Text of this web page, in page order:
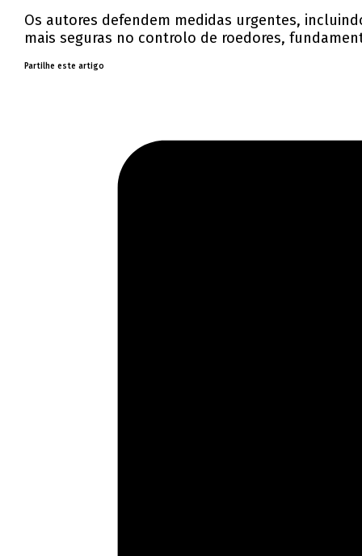
Os autores defendem medidas urgentes,
mais seguras no controlo de roedores,
Partilhe este artigo